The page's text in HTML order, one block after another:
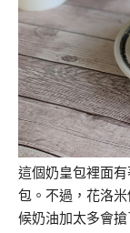
這個奶皇包裡面
包。不過，花洛
候奶油加太多會搶